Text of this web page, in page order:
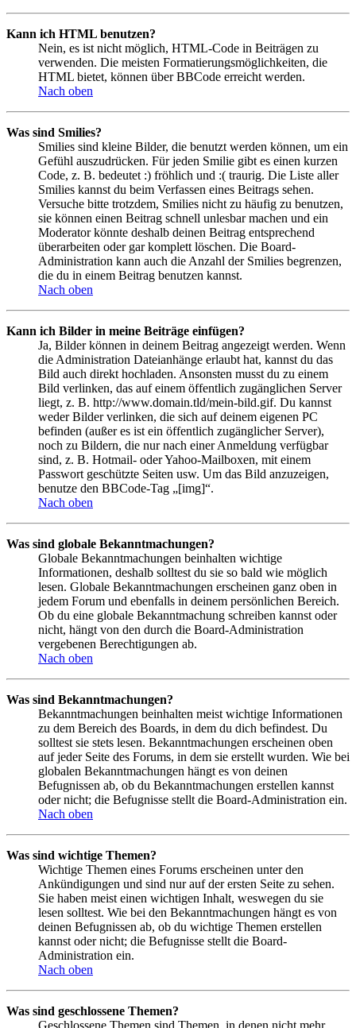
Kann ich HTML benutzen?
Nein, es ist nicht möglich, HTML-Code in Beiträgen zu
verwenden. Die meisten Formatierungsmöglichkeiten, die
HTML bietet, können über BBCode erreicht werden.
Nach oben
Was sind Smilies?
Smilies sind kleine Bilder, die benutzt werden können, um ein
Gefühl auszudrücken. Für jeden Smilie gibt es einen kurzen
Code, z. B. bedeutet :) fröhlich und :( traurig. Die Liste aller
Smilies kannst du beim Verfassen eines Beitrags sehen.
Versuche bitte trotzdem, Smilies nicht zu häufig zu benutzen,
sie können einen Beitrag schnell unlesbar machen und ein
Moderator könnte deshalb deinen Beitrag entsprechend
überarbeiten oder gar komplett löschen. Die Board-
Administration kann auch die Anzahl der Smilies begrenzen,
die du in einem Beitrag benutzen kannst.
Nach oben
Kann ich Bilder in meine Beiträge einfügen?
Ja, Bilder können in deinem Beitrag angezeigt werden. Wenn
die Administration Dateianhänge erlaubt hat, kannst du das
Bild auch direkt hochladen. Ansonsten musst du zu einem
Bild verlinken, das auf einem öffentlich zugänglichen Server
liegt, z. B. http://www.domain.tld/mein-bild.gif. Du kannst
weder Bilder verlinken, die sich auf deinem eigenen PC
befinden (außer es ist ein öffentlich zugänglicher Server),
noch zu Bildern, die nur nach einer Anmeldung verfügbar
sind, z. B. Hotmail- oder Yahoo-Mailboxen, mit einem
Passwort geschützte Seiten usw. Um das Bild anzuzeigen,
benutze den BBCode-Tag „[img]“.
Nach oben
Was sind globale Bekanntmachungen?
Globale Bekanntmachungen beinhalten wichtige
Informationen, deshalb solltest du sie so bald wie möglich
lesen. Globale Bekanntmachungen erscheinen ganz oben in
jedem Forum und ebenfalls in deinem persönlichen Bereich.
Ob du eine globale Bekanntmachung schreiben kannst oder
nicht, hängt von den durch die Board-Administration
vergebenen Berechtigungen ab.
Nach oben
Was sind Bekanntmachungen?
Bekanntmachungen beinhalten meist wichtige Informationen
zu dem Bereich des Boards, in dem du dich befindest. Du
solltest sie stets lesen. Bekanntmachungen erscheinen oben
auf jeder Seite des Forums, in dem sie erstellt wurden. Wie bei
globalen Bekanntmachungen hängt es von deinen
Befugnissen ab, ob du Bekanntmachungen erstellen kannst
oder nicht; die Befugnisse stellt die Board-Administration ein.
Nach oben
Was sind wichtige Themen?
Wichtige Themen eines Forums erscheinen unter den
Ankündigungen und sind nur auf der ersten Seite zu sehen.
Sie haben meist einen wichtigen Inhalt, weswegen du sie
lesen solltest. Wie bei den Bekanntmachungen hängt es von
deinen Befugnissen ab, ob du wichtige Themen erstellen
kannst oder nicht; die Befugnisse stellt die Board-
Administration ein.
Nach oben
Was sind geschlossene Themen?
Geschlossene Themen sind Themen, in denen nicht mehr